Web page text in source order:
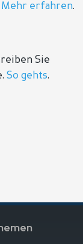
Mehr erfahren.
Sie
So gehts.